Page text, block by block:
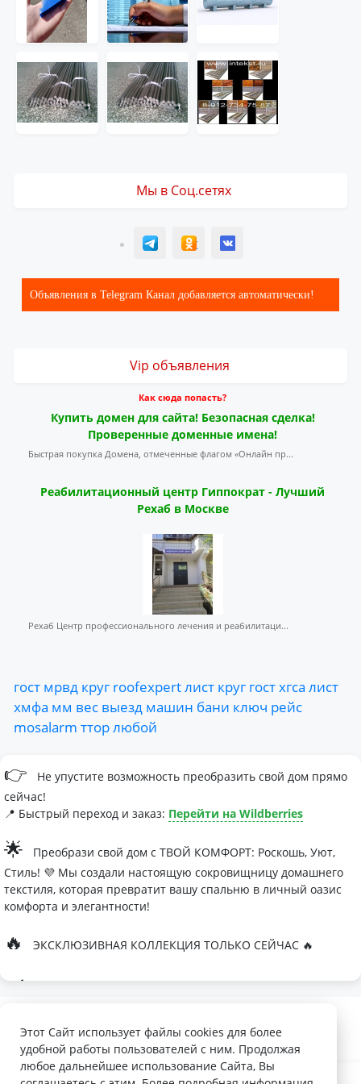
Мы в Соц.сетях
T ОК ВК
Объявления в Telegram Канал добавляется автоматически!
Vip объявления
Как сюда попасть?
Купить домен для сайта! Безопасная сделка!
Проверенные доменные имена!
Быстрая покупка Домена, отмеченные флагом «Онлайн пр...
Реабилитационный центр Гиппократ - Лучший
Рехаб в Москве
Рехаб Центр профессионального лечения и реабилитаци...
гост мрвд круг roofexpertлист круг гостхгса лист
хмфа мм вес выезд машин бани ключ рейс
mosalarm тторлюбой
👉
Не упустите возможность преобразить свой дом прямо
сейчас!
📍 Быстрый переход и заказ: Перейти на Wildberries
🌟
Преобрази свой дом с ТВОЙ КОМФОРТ: Роскошь, Уют,
Стиль! 💜 Мы создали настоящую сокровищницу домашнего
текстиля, которая превратит вашу спальню в личный оазис
комфорта и элегантности!
🔥 ЭКСКЛЮЗИВНАЯ КОЛЛЕКЦИЯ ТОЛЬКО СЕЙЧАС 🔥
🛏
Палитра изысканных оттенков:
- Темно-серый для минималистичных интерьеров
- Сиреневый для романтичных натур
Этот Сайт использует файлы cookies для более
удобной работы пользователей с ним. Продолжая
любое дальнейшее использование Сайта, Вы